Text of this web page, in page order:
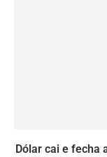
Dólar cai e fecha